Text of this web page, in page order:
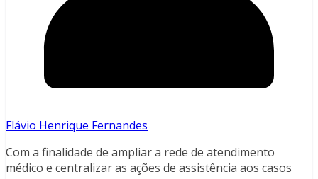
Flávio Henrique Fernandes
Com a finalidade de ampliar a rede de atendimento
médico e centralizar as ações de assistência aos casos